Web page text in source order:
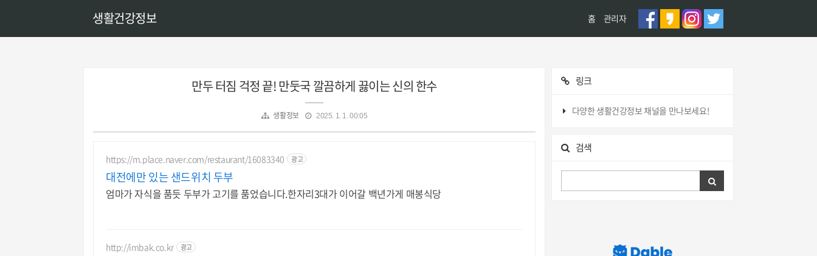
생활건강정보 홈 관리자
만두 터짐 걱정 끝! 만둣국 깔끔하게 끓이는 신의 한수
생활정보 2025. 1. 1. 00:05
https://m.place.naver.com/restaurant/16083340 광고
대전에만 있는 샌드위치 두부
엄마가 자식을 품듯 두부가 고기를 품었습니다.한자리3대가 이어갈 백년가게 매봉식당
http://imbak.co.kr 광고
링크
다양한 생활건강정보 채널을 만나보세요!
검색